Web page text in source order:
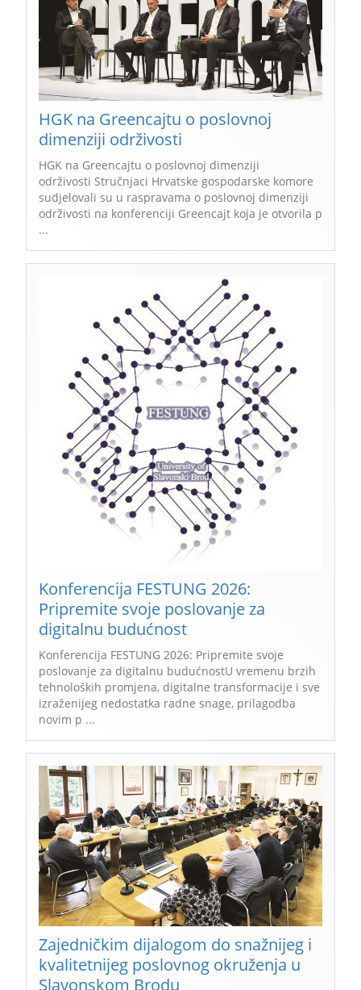
HGK na Greencajtu o poslovnoj
dimenziji održivosti
HGK na Greencajtu o poslovnoj dimenziji
održivosti Stručnjaci Hrvatske gospodarske komore
sudjelovali su u raspravama o poslovnoj dimenziji
održivosti na konferenciji Greencajt koja je otvorila p
...
Konferencija FESTUNG 2026:
Pripremite svoje poslovanje za
digitalnu budućnost
Konferencija FESTUNG 2026: Pripremite svoje
poslovanje za digitalnu budućnostU vremenu brzih
tehnoloških promjena, digitalne transformacije i sve
izraženijeg nedostatka radne snage, prilagodba
novim p ...
Zajedničkim dijalogom do snažnijeg i
kvalitetnijeg poslovnog okruženja u
Slavonskom Brodu